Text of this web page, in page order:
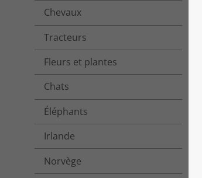
Chevaux
Tracteurs
Fleurs et plantes
Chats
Éléphants
Irlande
Norvège